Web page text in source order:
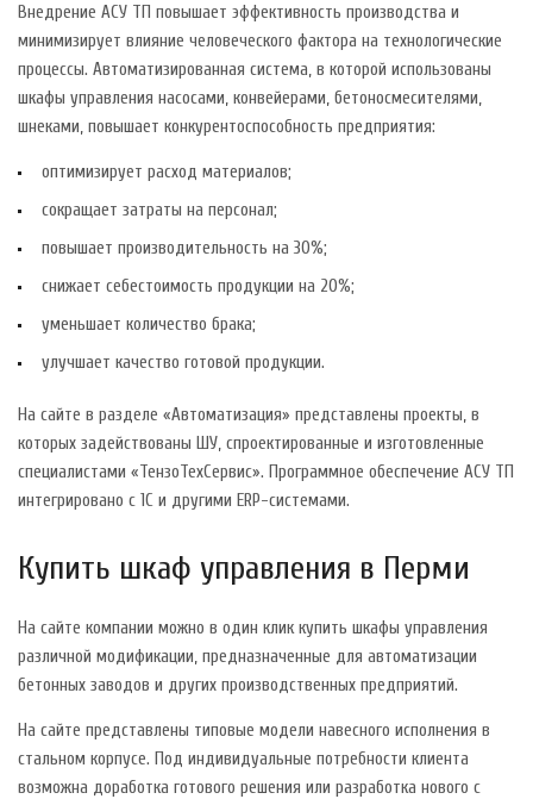
Внедрение АСУ ТП повышает эффективность производства и
минимизирует влияние человеческого фактора на технологические
процессы. Автоматизированная система, в которой использованы
шкафы управления насосами, конвейерами, бетоносмесителями,
шнеками, повышает конкурентоспособность предприятия:
оптимизирует расход материалов;
сокращает затраты на персонал;
повышает производительность на 30%;
снижает себестоимость продукции на 20%;
уменьшает количество брака;
улучшает качество готовой продукции.
На сайте в разделе «Автоматизация» представлены проекты, в
которых задействованы ШУ, спроектированные и изготовленные
специалистами «ТензоТехСервис». Программное обеспечение АСУ ТП
интегрировано с 1С и другими ERP-системами.
Купить шкаф управления в Перми
На сайте компании можно в один клик купить шкафы управления
различной модификации, предназначенные для автоматизации
бетонных заводов и других производственных предприятий.
На сайте представлены типовые модели навесного исполнения в
стальном корпусе. Под индивидуальные потребности клиента
возможна доработка готового решения или разработка нового с